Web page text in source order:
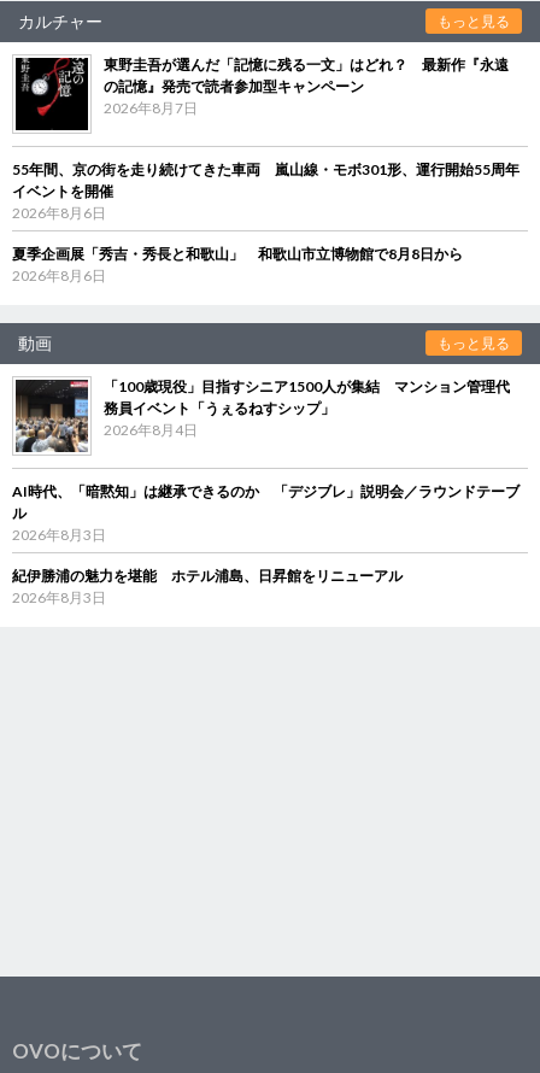
カルチャー もっと見る
東野圭吾が選んだ「記憶に残る一文」はどれ？ 最新作『永遠
の記憶』発売で読者参加型キャンペーン
2026年8月7日
55年間、京の街を走り続けてきた車両 嵐山線・モボ301形、運行開始55周年
イベントを開催
2026年8月6日
夏季企画展「秀吉・秀長と和歌山」 和歌山市立博物館で8月8日から
2026年8月6日
動画 もっと見る
「100歳現役」目指すシニア1500人が集結 マンション管理代
務員イベント「うぇるねすシップ」
2026年8月4日
AI時代、「暗黙知」は継承できるのか 「デジブレ」説明会／ラウンドテーブ
ル
2026年8月3日
紀伊勝浦の魅力を堪能 ホテル浦島、日昇館をリニューアル
2026年8月3日
OVOについて